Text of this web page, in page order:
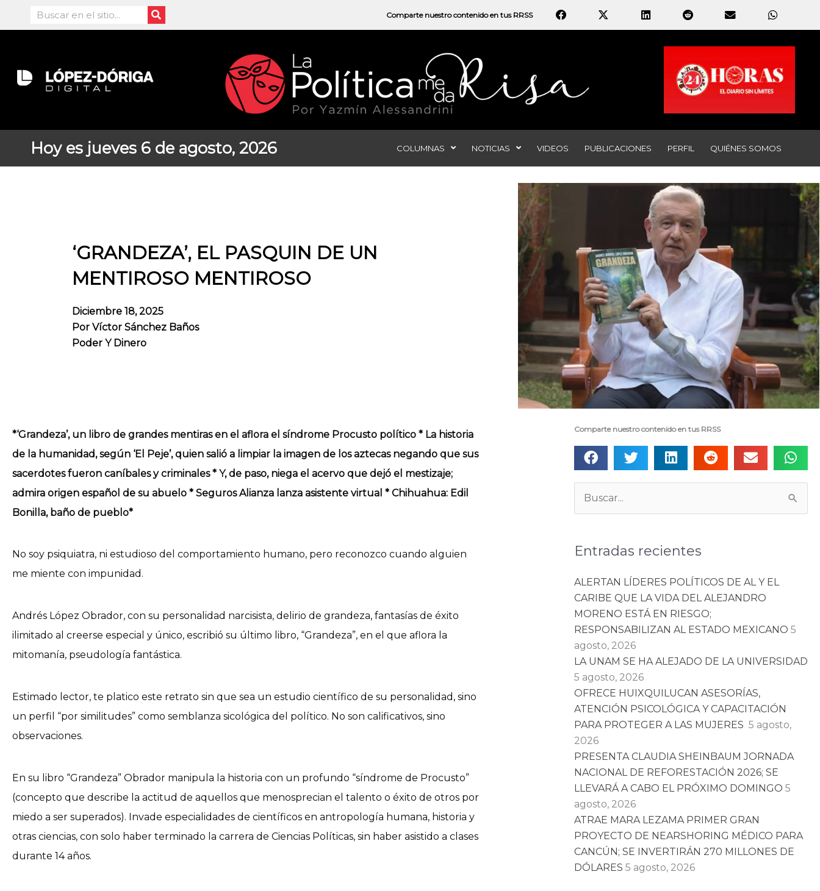
Search Comparte nuestro contenido en tus RRSS
Hoy es jueves 6 de agosto, 2026 COLUMNAS NOTICIAS VIDEOS PUBLICACIONES PERFIL QUIÉNES SOMOS
‘GRANDEZA’, EL PASQUIN DE UN
MENTIROSO MENTIROSO
Diciembre 18, 2025
Por Víctor Sánchez Baños
Poder Y Dinero
*‘Grandeza’, un libro de grandes mentiras en el aflora el síndrome Procusto político * La historia
de la humanidad, según ‘El Peje’, quien salió a limpiar la imagen de los aztecas negando que sus
sacerdotes fueron caníbales y criminales * Y, de paso, niega el acervo que dejó el mestizaje;
admira origen español de su abuelo * Seguros Alianza lanza asistente virtual * Chihuahua: Edil
Bonilla, baño de pueblo*
No soy psiquiatra, ni estudioso del comportamiento humano, pero reconozco cuando alguien
me miente con impunidad.
Andrés López Obrador, con su personalidad narcisista, delirio de grandeza, fantasías de éxito
ilimitado al creerse especial y único, escribió su último libro, “Grandeza”, en el que aflora la
mitomanía, pseudología fantástica.
Estimado lector, te platico este retrato sin que sea un estudio científico de su personalidad, sino
un perfil “por similitudes” como semblanza sicológica del político. No son calificativos, sino
observaciones.
En su libro “Grandeza” Obrador manipula la historia con un profundo “síndrome de Procusto”
(concepto que describe la actitud de aquellos que menosprecian el talento o éxito de otros por
miedo a ser superados). Invade especialidades de científicos en antropología humana, historia y
otras ciencias, con solo haber terminado la carrera de Ciencias Políticas, sin haber asistido a clases
durante 14 años.
Comparte nuestro contenido en tus RRSS
Buscar:
Entradas recientes
ALERTAN LÍDERES POLÍTICOS DE AL Y EL
CARIBE QUE LA VIDA DEL ALEJANDRO
MORENO ESTÁ EN RIESGO;
RESPONSABILIZAN AL ESTADO MEXICANO 5
agosto, 2026
LA UNAM SE HA ALEJADO DE LA UNIVERSIDAD
5 agosto, 2026
OFRECE HUIXQUILUCAN ASESORÍAS,
ATENCIÓN PSICOLÓGICA Y CAPACITACIÓN
PARA PROTEGER A LAS MUJERES 5 agosto,
2026
PRESENTA CLAUDIA SHEINBAUM JORNADA
NACIONAL DE REFORESTACIÓN 2026; SE
LLEVARÁ A CABO EL PRÓXIMO DOMINGO 5
agosto, 2026
ATRAE MARA LEZAMA PRIMER GRAN
PROYECTO DE NEARSHORING MÉDICO PARA
CANCÚN; SE INVERTIRÁN 270 MILLONES DE
DÓLARES 5 agosto, 2026